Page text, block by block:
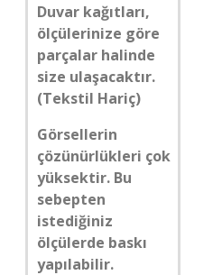
Duvar kağıtları,
ölçülerinize göre
parçalar halinde
size ulaşacaktır.
(Tekstil Hariç)
Görsellerin
çözünürlükleri çok
yüksektir. Bu
sebepten
istediğiniz
ölçülerde baskı
yapılabilir.